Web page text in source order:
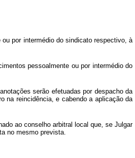
por intermédio do sindicato respectivo, à
pessoalmente ou por intermédio do
serão efetuadas por despacho da
na reincidência, e cabendo a aplicação da
ao conselho arbitral local que, se Julgar
no mesmo prevista.